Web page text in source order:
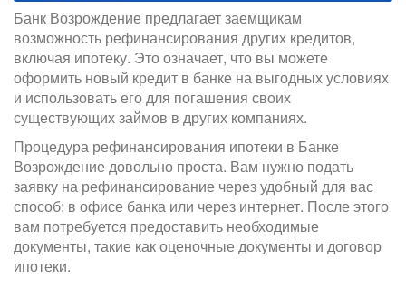
Банк Возрождение предлагает заемщикам
возможность рефинансирования других кредитов,
включая ипотеку. Это означает, что вы можете
оформить новый кредит в банке на выгодных условиях
и использовать его для погашения своих
существующих займов в других компаниях.
Процедура рефинансирования ипотеки в Банке
Возрождение довольно проста. Вам нужно подать
заявку на рефинансирование через удобный для вас
способ: в офисе банка или через интернет. После этого
вам потребуется предоставить необходимые
документы, такие как оценочные документы и договор
ипотеки.